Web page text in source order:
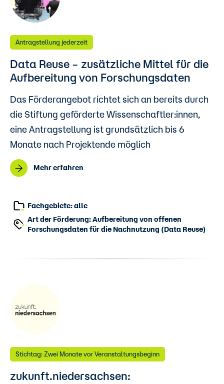
Antragstellung jederzeit
Data Reuse – zusätzliche Mittel für die
Aufbereitung von Forschungsdaten
Das Förderangebot richtet sich an bereits durch
die Stiftung geförderte Wissenschaftler:innen,
eine Antragstellung ist grundsätzlich bis 6
Monate nach Projektende möglich
Mehr erfahren
Fachgebiete: alle
Art der Förderung: Aufbereitung von offenen
Forschungsdaten für die Nachnutzung (Data Reuse)
Stichtag: Zwei Monate vor Veranstaltungsbeginn
zukunft.niedersachsen: